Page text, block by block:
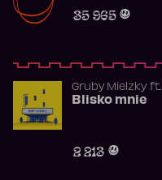
35 965
Gruby Mielzkyft.
Blisko mnie
2 213